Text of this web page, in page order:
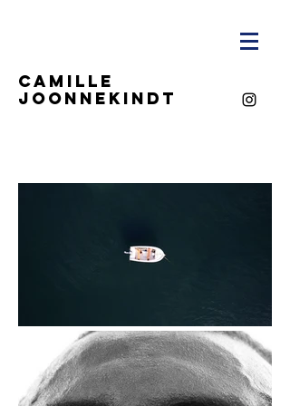
CAMILLE
JOONNEKINDT